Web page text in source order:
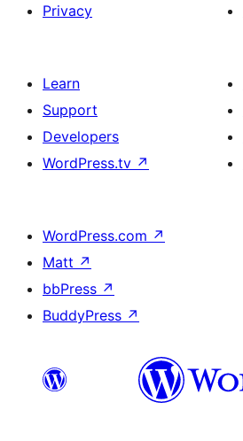
Privacy
Learn
Support
Developers
WordPress.tv ↗
WordPress.com ↗
Matt ↗
bbPress ↗
BuddyPress ↗